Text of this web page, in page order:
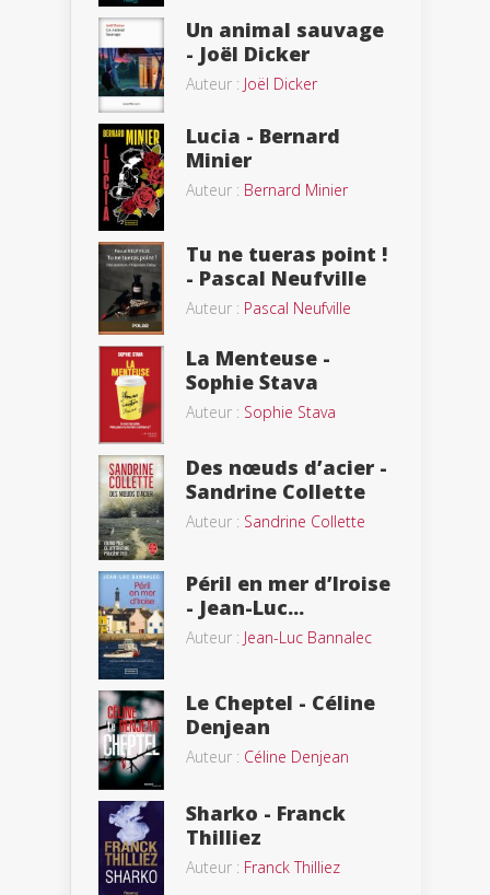
Un animal sauvage
- Joël Dicker
Auteur : Joël Dicker
Lucia - Bernard
Minier
Auteur : Bernard Minier
Tu ne tueras point !
- Pascal Neufville
Auteur : Pascal Neufville
La Menteuse -
Sophie Stava
Auteur : Sophie Stava
Des nœuds d’acier -
Sandrine Collette
Auteur : Sandrine Collette
Péril en mer d’Iroise
- Jean-Luc...
Auteur : Jean-Luc Bannalec
Le Cheptel - Céline
Denjean
Auteur : Céline Denjean
Sharko - Franck
Thilliez
Auteur : Franck Thilliez